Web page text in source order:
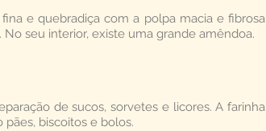
e quebradiça com a polpa macia e fibrosa
seu interior, existe uma grande amêndoa.
de sucos, sorvetes e licores. A farinha
biscoitos e bolos.